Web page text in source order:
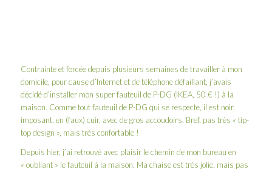
Contrainte et forcée depuis plusieurs semaines de travailler à mon
domicile, pour cause d’Internet et de téléphone défaillant, j’avais
décidé d’installer mon super fauteuil de P-DG (IKEA, 50 € !) à la
maison. Comme tout fauteuil de P-DG qui se respecte, il est noir,
imposant, en (faux) cuir, avec de gros accoudoirs. Bref, pas très « tip-
top design », mais très confortable !
Depuis hier, j’ai retrouvé avec plaisir le chemin de mon bureau en
« oubliant » le fauteuil à la maison. Ma chaise est très jolie, mais pas